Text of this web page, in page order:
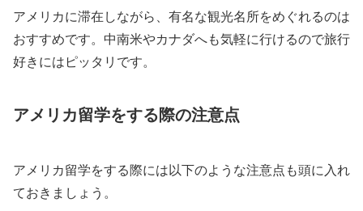
アメリカに滞在しながら、有名な観光名所をめぐれるのは
おすすめです。中南米やカナダへも気軽に行けるので旅行
好きにはピッタリです。
アメリカ留学をする際の注意点
アメリカ留学をする際には以下のような注意点も頭に入れ
ておきましょう。